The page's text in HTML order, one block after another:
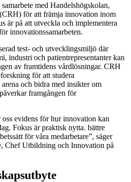
med Handelshögskolan,
för att främja innovation inom
är på att utveckla och implementera
innovationssamarbeten.
test- och utvecklingsmiljö där
industri och patientrepresentanter kan
av framtidens vårdlösningar. CRH
för att studera
och bidra med insikter om
framgången för
evidens för hur innovation kan
Fokus är praktisk nytta. bättre
för våra medarbetare”, säger
Chef Utbildning och Innovation på